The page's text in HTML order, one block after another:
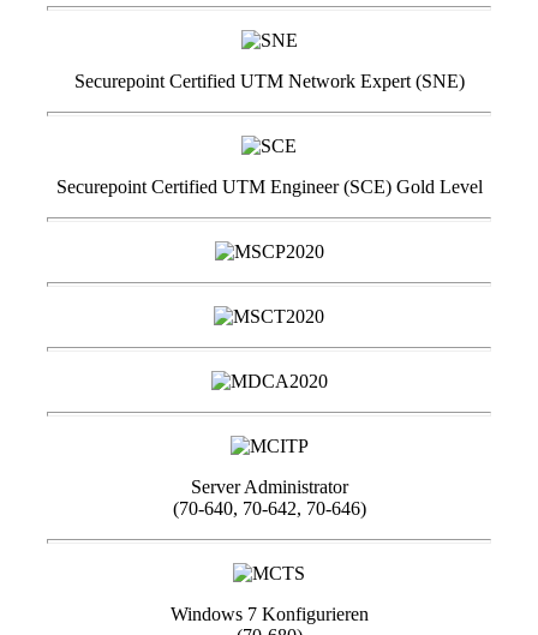
Securepoint Certified UTM Network Expert (SNE)
Securepoint Certified UTM Engineer (SCE) Gold Level
Server Administrator
(70-640, 70-642, 70-646)
Windows 7 Konfigurieren